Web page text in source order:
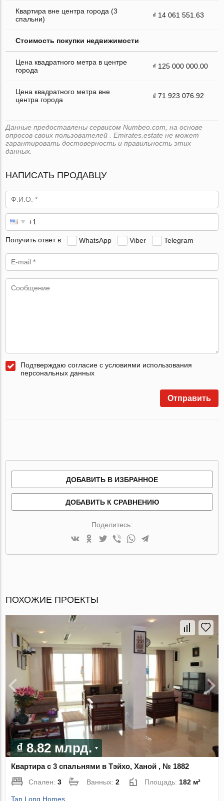
Квартира вне центра города (3
спальни)
₫ 14 061 551.63
Стоимость покупки недвижимости
Цена квадратного метра в центре
города
₫ 125 000 000.00
Цена квадратного метра вне
центра города
₫ 71 923 076.92
Данные предоставлены сервисом Numbeo.com, на основе
опросов своих пользователей . Emirates.estate не может
гарантировать достоверность и правильность этих
данных.
НАПИСАТЬ ПРОДАВЦУ
Получить ответ в WhatsApp Viber Telegram
Подтверждаю согласие с условиями использования
персональных данных
Отправить
ДОБАВИТЬ В ИЗБРАННОЕ
ДОБАВИТЬ К СРАВНЕНИЮ
Поделитесь:
ПОХОЖИЕ ПРОЕКТЫ
₫ 8.82 млрд.
Квартира с 3 спальнями в Тэйхо, Ханой , № 1882
Спален:3 Ванных:2 Площадь:182 м²
Tan Long Homes